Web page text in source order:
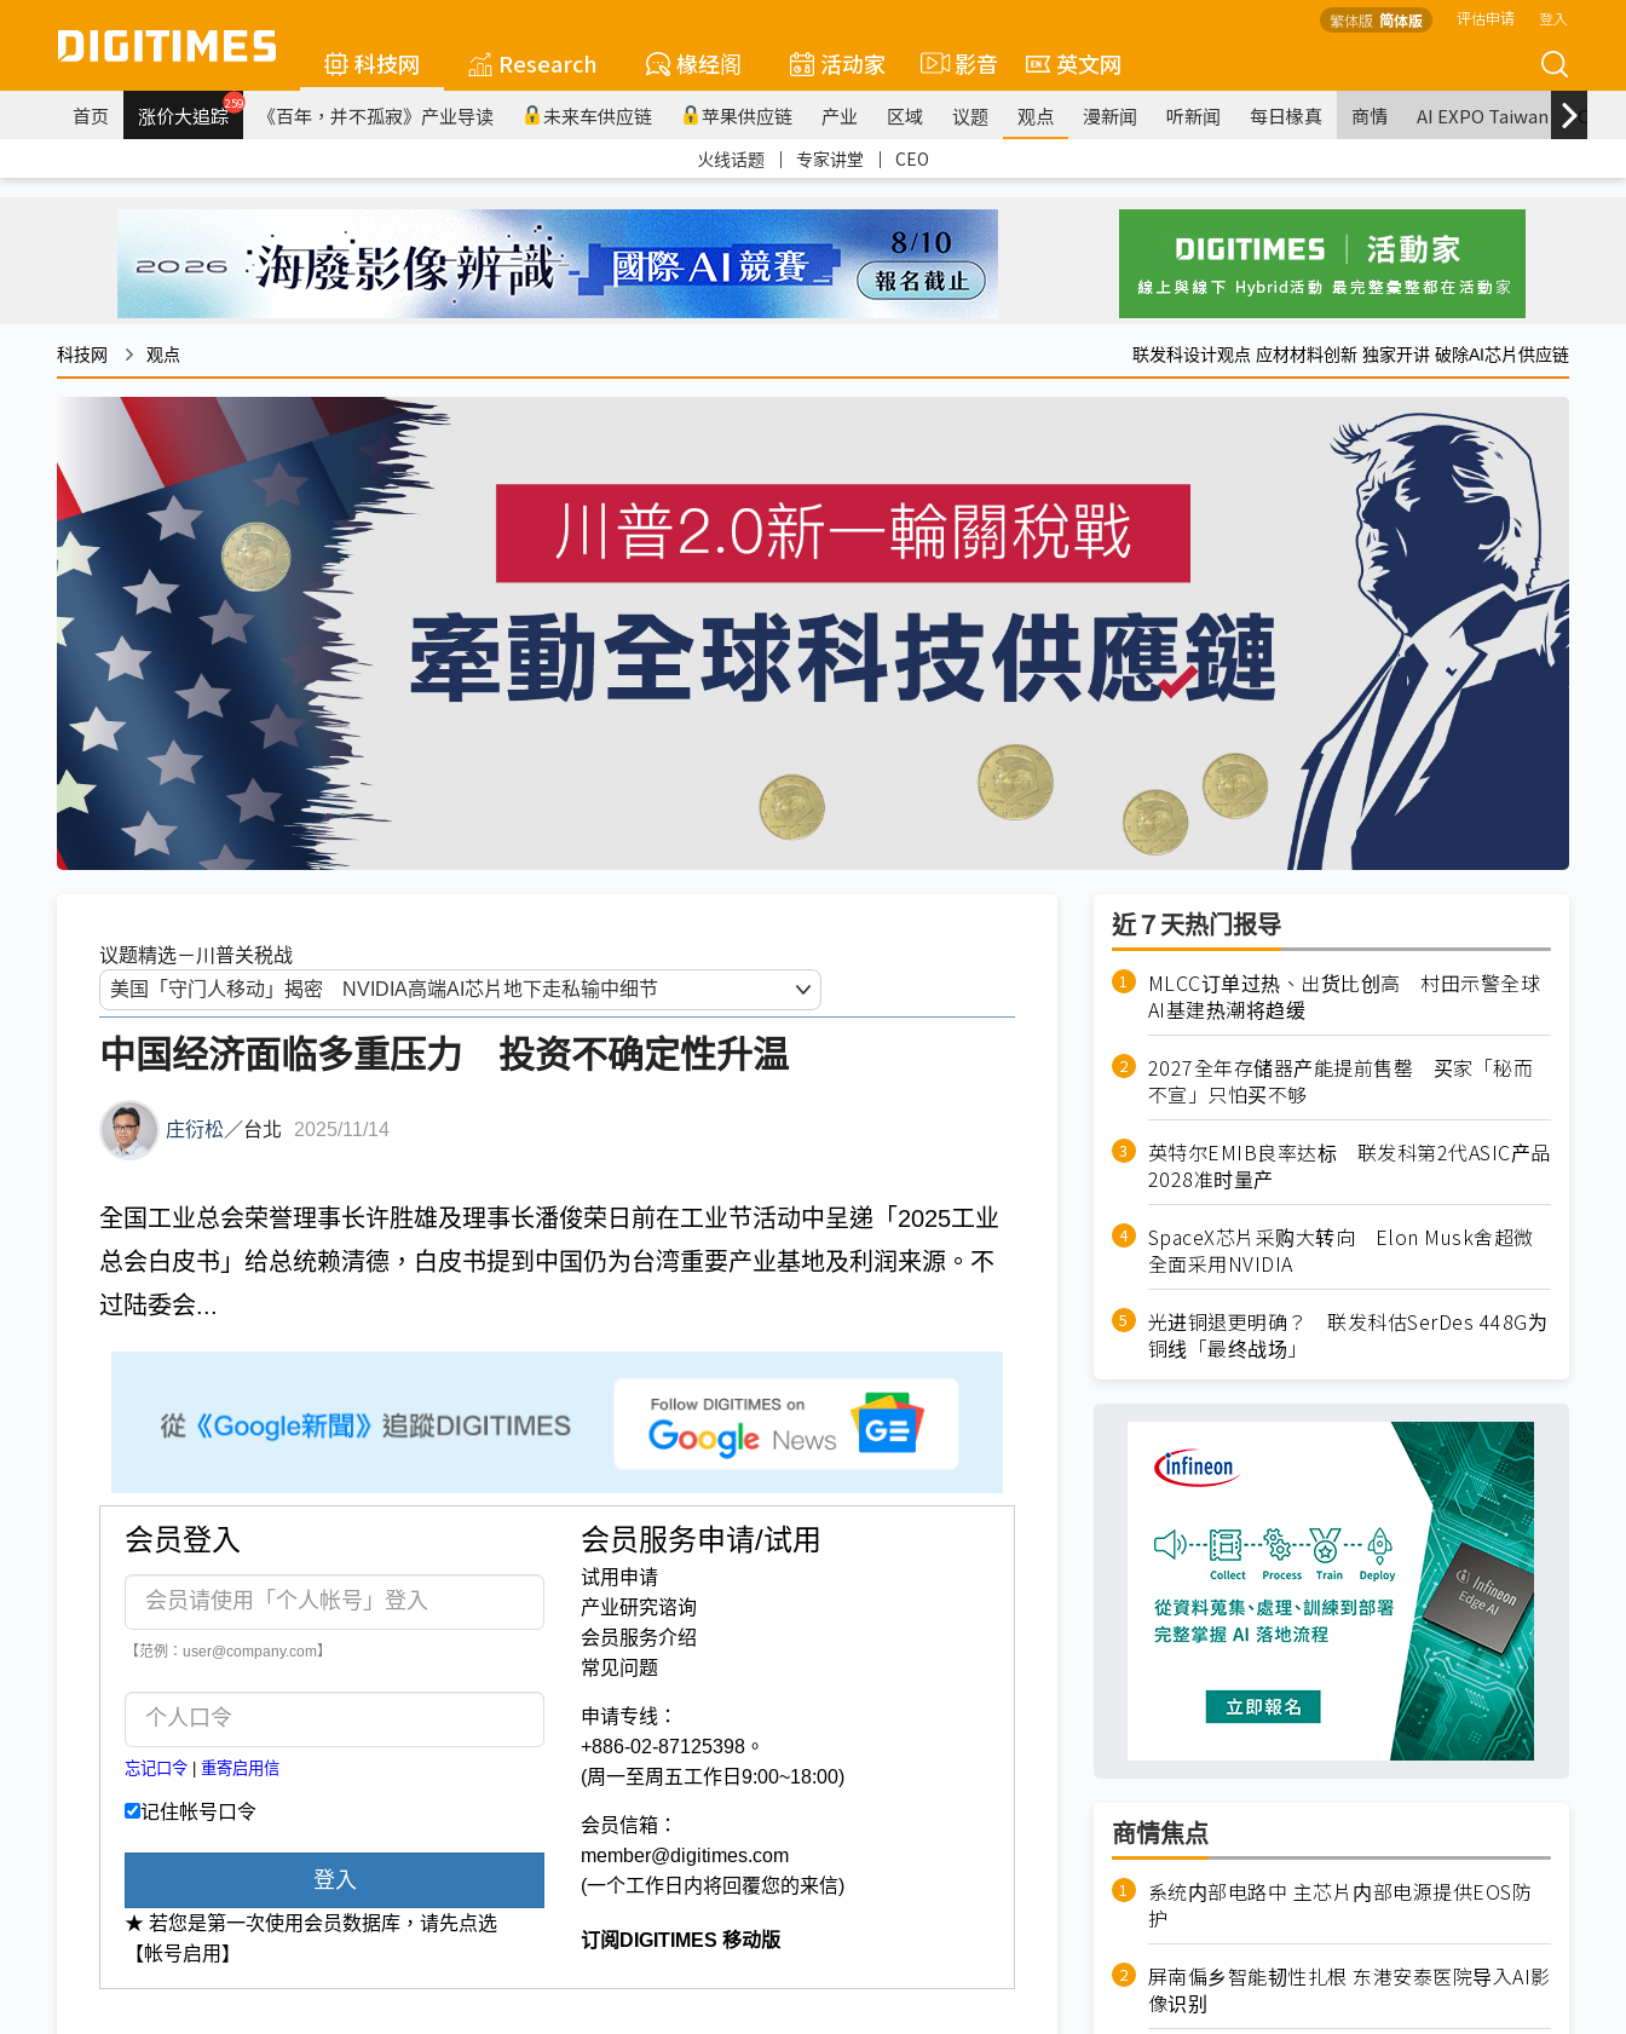
繁体版 简体版 评估申请 登入
科技网 Research 椽经阁 活动家 影音 英文网
首页 涨价大追踪259 《百年，并不孤寂》产业导读 未来车供应链 苹果供应链 产业 区域 议题 观点 漫新闻 听新闻 每日椽真 商情 AI EXPO Taiwan
火线话题 ｜ 专家讲堂 ｜ CEO
科技网 观点 联发科设计观点 应材材料创新 独家开讲 破除AI芯片供应链
议题精选－川普关税战
中国经济面临多重压力 投资不确定性升温
庄衍松 ／台北 2025/11/14
全国工业总会荣誉理事长许胜雄及理事长潘俊荣日前在工业节活动中呈递「2025工业
总会白皮书」给总统赖清德，白皮书提到中国仍为台湾重要产业基地及利润来源。不
过陆委会...
会员登入
【范例：user@company.com】
忘记口令 | 重寄启用信
记住帐号口令
登入
★ 若您是第一次使用会员数据库，请先点选
【帐号启用】
会员服务申请/试用
试用申请
产业研究谘询
会员服务介绍
常见问题
申请专线：
+886-02-87125398。
(周一至周五工作日9:00~18:00)
会员信箱：
member@digitimes.com
(一个工作日内将回覆您的来信)
订阅DIGITIMES 移动版
近７天热门报导
MLCC订单过热、出货比创高 村田示警全球
AI基建热潮将趋缓
2027全年存储器产能提前售罄 买家「秘而
不宣」只怕买不够
英特尔EMIB良率达标 联发科第2代ASIC产品
2028准时量产
SpaceX芯片采购大转向 Elon Musk舍超微
全面采用NVIDIA
光进铜退更明确？ 联发科估SerDes 448G为
铜线「最终战场」
商情焦点
系统内部电路中 主芯片内部电源提供EOS防
护
屏南偏乡智能韧性扎根 东港安泰医院导入AI影
像识别